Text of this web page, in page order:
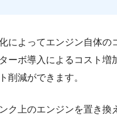
によってエンジン自体の
ーボ導入によるコスト増
削減ができます。
ク上のエンジンを置き換